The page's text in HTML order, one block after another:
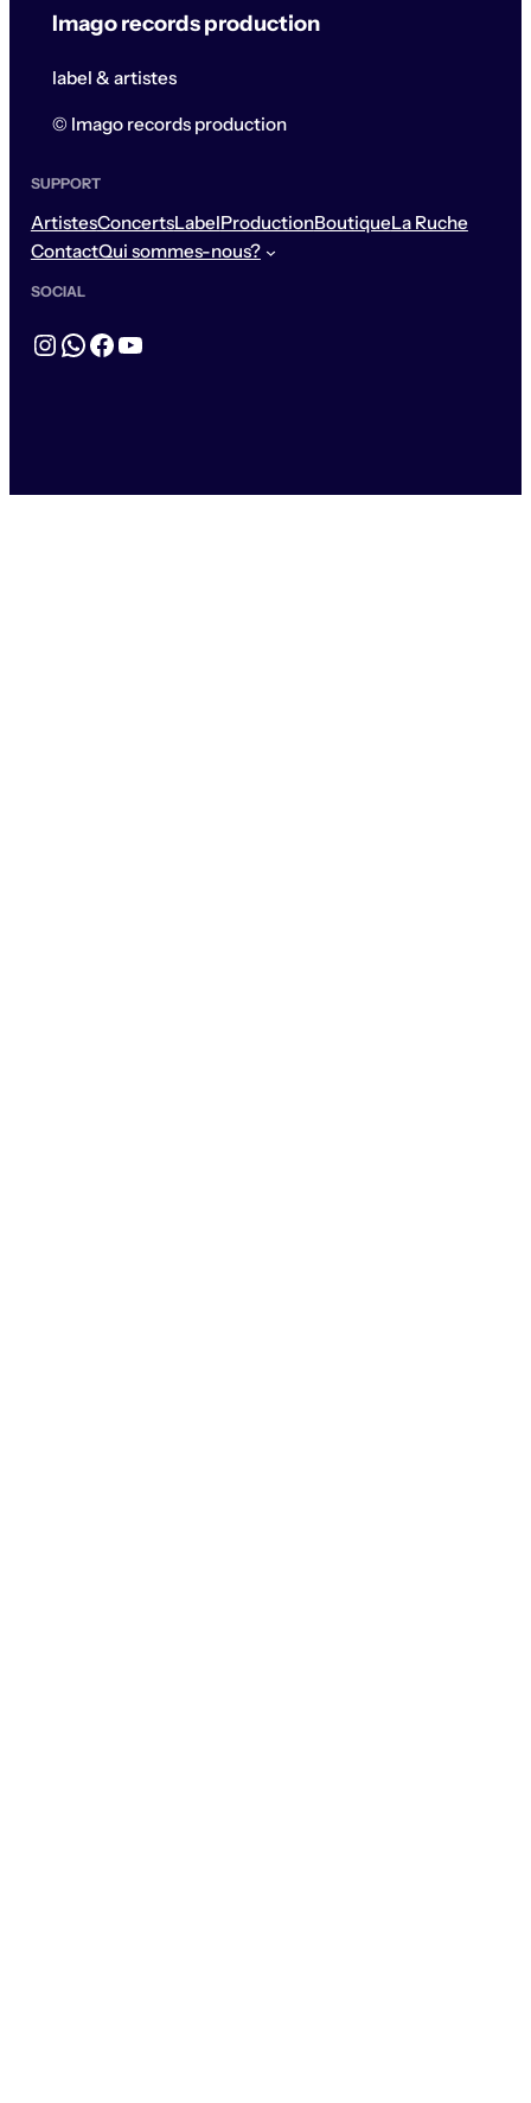
Imago records production
label & artistes
© Imago records production
SUPPORT
ArtistesConcertsLabelProductionBoutiqueLa Ruche
ContactQui sommes-nous?
SOCIAL
Instagram
WhatsApp
Facebook
YouTube